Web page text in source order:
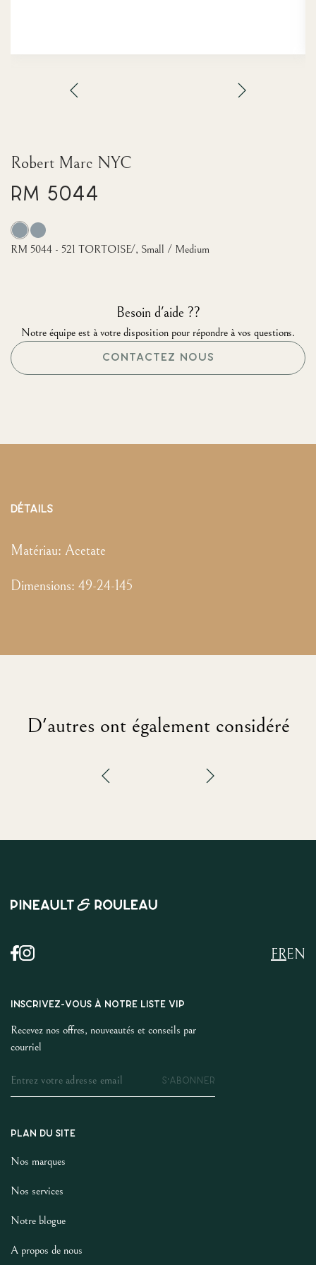
Robert Marc NYC
RM 5044
RM 5044 - 521 TORTOISE/, Small / Medium
Besoin d'aide ??
Notre équipe est à votre disposition pour répondre à vos questions.
CONTACTEZ NOUS
DÉTAILS
Matériau: Acetate
Dimensions: 49-24-145
D'autres ont également considéré
EN
FR
INSCRIVEZ-VOUS À NOTRE LISTE VIP
Recevez nos offres, nouveautés et conseils par
courriel
S'ABONNER
PLAN DU SITE
Nos marques
Nos services
Notre blogue
A propos de nous